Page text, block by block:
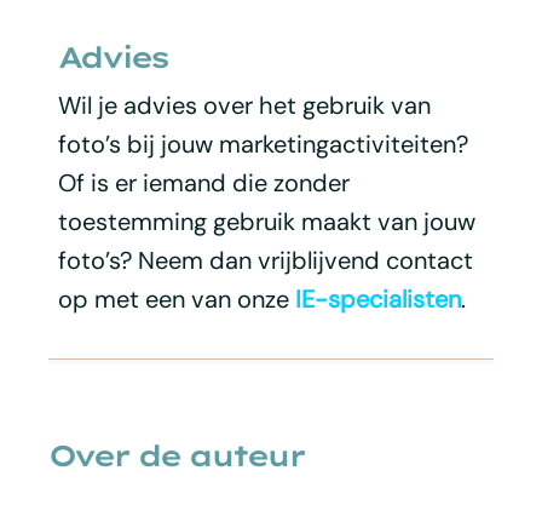
Advies
Wil je advies over het gebruik van
foto’s bij jouw marketingactiviteiten?
Of is er iemand die zonder
toestemming gebruik maakt van jouw
foto’s? Neem dan vrijblijvend contact
op met een van onze IE-specialisten.
Over de auteur